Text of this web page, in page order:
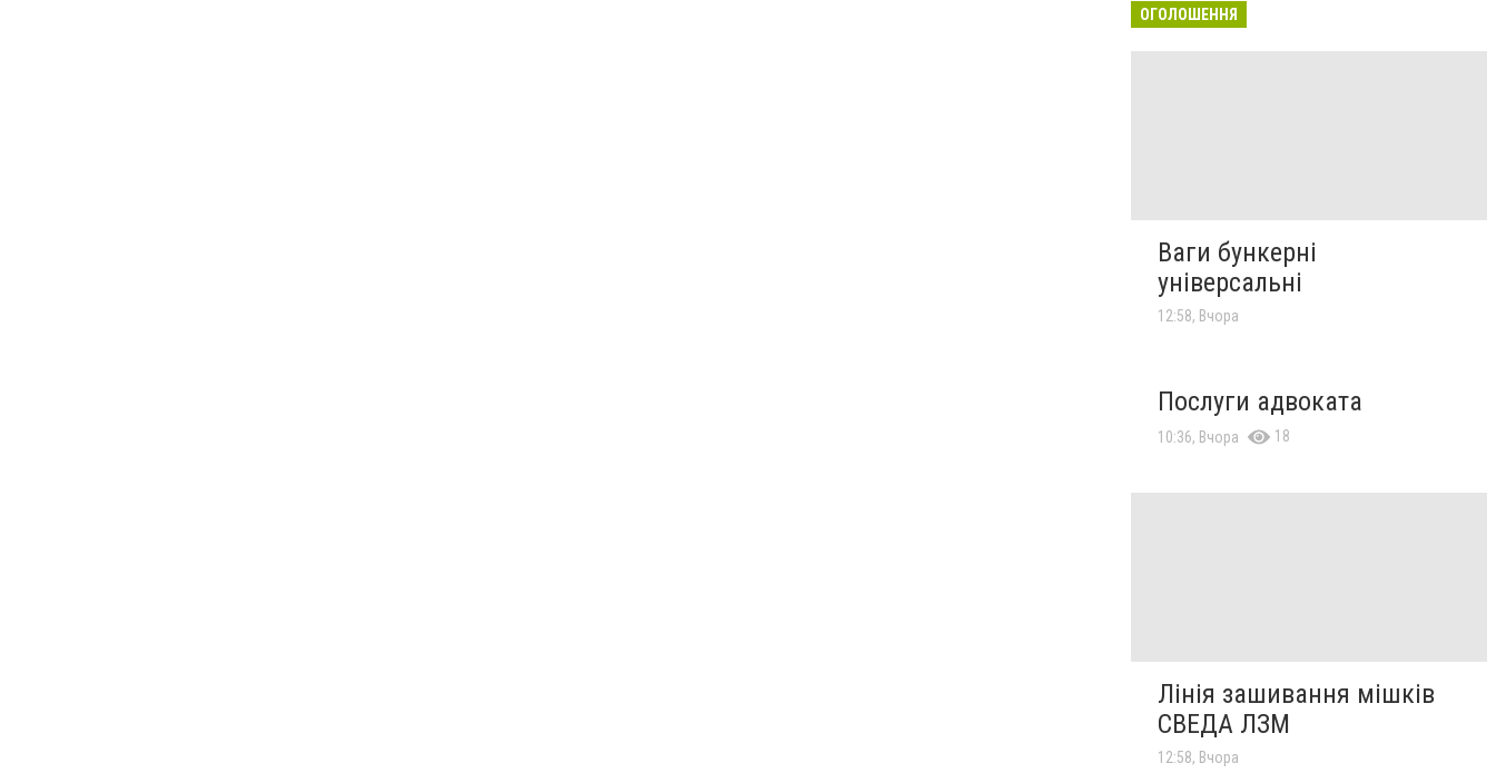
ОГОЛОШЕННЯ
Ваги бункерні
універсальні
12:58, Вчора
Послуги адвоката
10:36, Вчора 18
Лінія зашивання мішків
СВЕДА ЛЗМ
12:58, Вчора